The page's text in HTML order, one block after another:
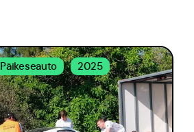
Päikeseauto 2025